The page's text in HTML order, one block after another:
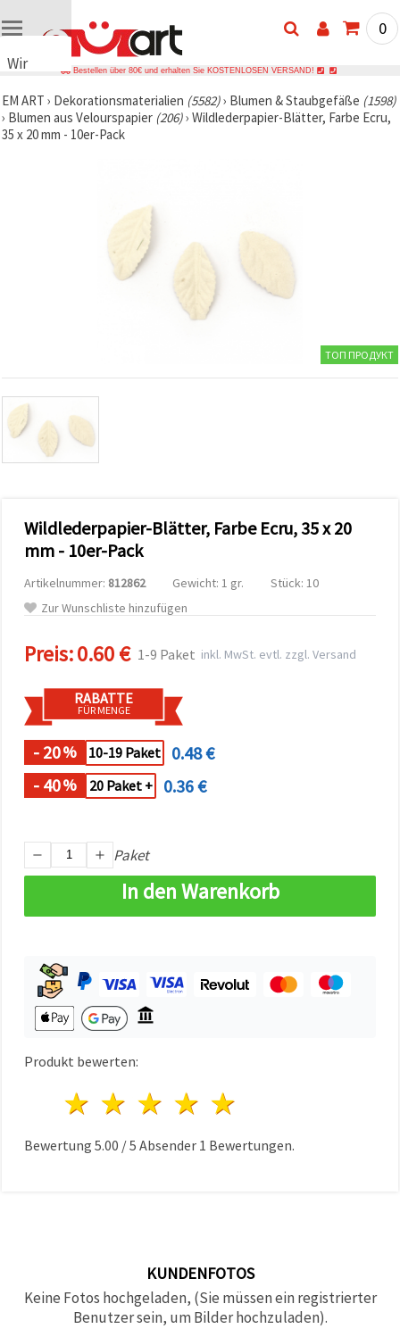
Wir
Cookies
🍪 Wir
verwenden
Datenverkehr
zu
analysieren
sowie
relevantere
Unterstützung
Partner für
und
Sie können
Cookies
akzeptieren,
oder Ihre
Auswahl in
individuell
festlegen.
Ihre
Einwilligung
Impressum
Richtlinie
Alle
akzeptieren
Cookie-
0
Bestellen über 80€ und erhalten Sie KOSTENLOSEN VERSAND!
EM ART › Dekorationsmaterialien (5582)› Blumen & Staubgefäße (1598)
› Blumen aus Velourspapier (206)› Wildlederpapier-Blätter, Farbe Ecru,
35 x 20 mm - 10er-Pack
ТОП ПРОДУКТ
Wildlederpapier-Blätter, Farbe Ecru, 35 x 20
mm - 10er-Pack
Artikelnummer: 812862 Gewicht: 1 gr.
Stück: 10
Zur Wunschliste hinzufügen
Preis:0.60 € 1-9 Paket inkl. MwSt. evtl. zzgl. Versand
RABATTE
FÜR MENGE
- 20% 10-19 Paket
0.48 €
- 40% 20 Paket + 0.36 €
Paket
In den Warenkorb
Produkt bewerten:
4 Sterne
3 Sterne
2 Sterne
1 Stern
Bewertung 5.00 /5 Absender 1 Bewertungen.
KUNDENFOTOS
Keine Fotos hochgeladen, (Sie müssen ein registrierter
Benutzer sein, um Bilder hochzuladen).